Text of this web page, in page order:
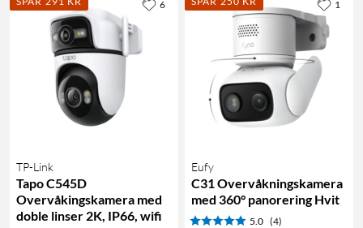
TP-Link
Tapo C545D
Overvåkingskamera med
doble linser 2K, IP66, wifi
6
Eufy
C31 Overvåkningskamera
med 360° panorering Hvit
5.0 (4)
1